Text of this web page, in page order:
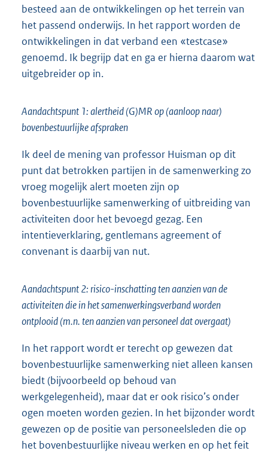
besteed aan de ontwikkelingen op het terrein van
het passend onderwijs. In het rapport worden de
ontwikkelingen in dat verband een «testcase»
genoemd. Ik begrijp dat en ga er hierna daarom wat
uitgebreider op in.
Aandachtspunt 1: alertheid (G)MR op (aanloop naar)
bovenbestuurlijke afspraken
Ik deel de mening van professor Huisman op dit
punt dat betrokken partijen in de samenwerking zo
vroeg mogelijk alert moeten zijn op
bovenbestuurlijke samenwerking of uitbreiding van
activiteiten door het bevoegd gezag. Een
intentieverklaring, gentlemans agreement of
convenant is daarbij van nut.
Aandachtspunt 2: risico-inschatting ten aanzien van de
activiteiten die in het samenwerkingsverband worden
ontplooid (m.n. ten aanzien van personeel dat overgaat)
In het rapport wordt er terecht op gewezen dat
bovenbestuurlijke samenwerking niet alleen kansen
biedt (bijvoorbeeld op behoud van
werkgelegenheid), maar dat er ook risico’s onder
ogen moeten worden gezien. In het bijzonder wordt
gewezen op de positie van personeelsleden die op
het bovenbestuurlijke niveau werken en op het feit